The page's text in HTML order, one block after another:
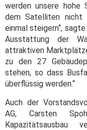
werden unsere hohe
dem Satelliten nicht
einmal steigern“,
Ausstattung der
attraktiven
zu den 27
stehen, so dass
überflüssig werden.“
Auch der
AG, Carsten
Kapazitätsausbau